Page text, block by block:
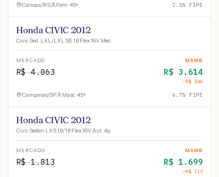
Canoas/RS Fem · 45+ 2.5% FIPE
Honda CIVIC 2012
Civic Sed. LXL/LXL SE 1.8 Flex 16V Mec.
MERCADO
R$4.063
MSMB
R$ 3.614
−R$ 448
Campinas/SP Masc · 45+ 6.7% FIPE
Honda CIVIC 2012
Civic Sedan LXS 1.8/1.8 Flex 16V Aut. 4p
MERCADO
R$1.813
MSMB
R$ 1.699
−R$ 113